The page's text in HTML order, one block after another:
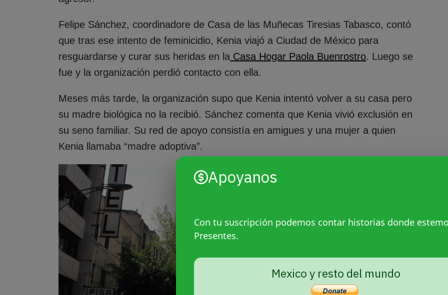
Apoyanos
Con tu suscripción podemos contar historias donde
Presentes.
Mexico y resto del mundo
Felipe Sánchez, coordinadore de Casa de las Muñecas Tiresias Tabasco, contó
que tras ese intento de feminicidio, Kenia viajó a Ciudad de México para
resguardarse y curar sus heridas en la Casa Hogar Paola Buenrostro. Luego se
fue y la organización perdió contacto con ella.
Meses más tarde, la organización supo que Kenia intentó volver a su casa pero
su madre biológica no la recibió. Sánchez comenta que Kenia vivió exclusión en
su seno familiar. Su red de apoyo consistía en amigues y una mujer a quien
Kenia llamaba “madre adoptiva”.